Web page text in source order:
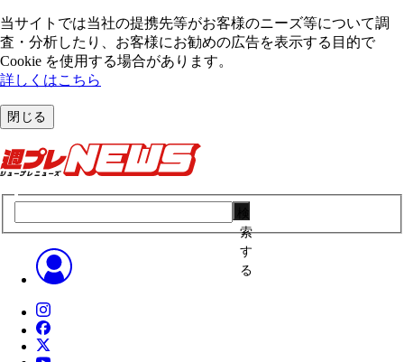
当サイトでは当社の提携先等がお客様のニーズ等について調
査・分析したり、お客様にお勧めの広告を表⽰する⽬的で
Cookie を使⽤する場合があります。
詳しくはこちら
閉じる
索
す
る